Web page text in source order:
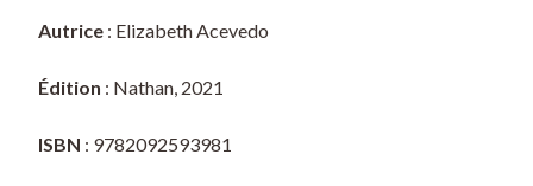
Autrice : Elizabeth Acevedo
Édition : Nathan, 2021
ISBN : 9782092593981